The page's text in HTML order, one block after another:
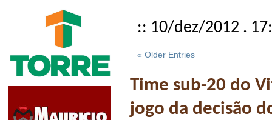
:: 10/dez/2012 .
« Older Entries
Time sub-20 do
jogo da decisão